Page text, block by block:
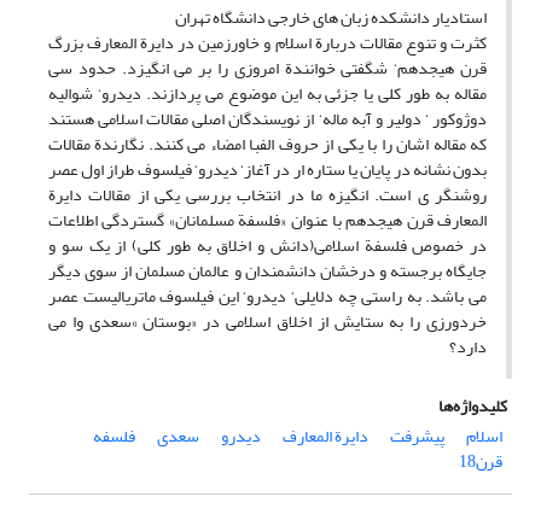
استادیار دانشکده زبان های خارجی دانشگاه تهران
کثرت و تنوع مقالات دربارة اسلام و خاورزمین در دایرة المعارف بزرگ
قرن هیجدهم‘ شگفتی خوانندة امروزی را بر می انگیزد. حدود سی
مقاله به طور کلی یا جزئی به این موضوع می پردازند. دیدرو‘ شوالیه
دوژوکور ‘ دولیر و آبه ماله‘ از نویسندگان اصلی مقالات اسلامی هستند
که مقاله اشان را با یکی از حروف الفبا امضاء می کنند. نگارندة مقالات
بدون نشانه در پایان یا ستاره ار در آغاز‘ دیدرو‘ فیلسوف طراز اول عصر
روشنگر ی است. انگیزه ما در انتخاب بررسی یکی از مقالات دایرة
المعارف قرن هیجدهم با عنوان «فلسفة مسلمانان» گستردگی اطلاعات
در خصوص فلسفة اسلامی(دانش و اخلاق به طور کلی) از یک سو و
جایگاه برجسته و درخشان دانشمندان و عالمان مسلمان از سوی دیگر
می باشد. به راستی چه دلایلی‘ دیدرو‘ این فیلسوف ماتریالیست عصر
خردورزی را به ستایش از اخلاق اسلامی در «بوستان »سعدی وا می
دارد؟
کلیدواژه‌ها
اسلام
پیشرفت دایرة المعارف دیدرو سعدی فلسفه
قرن18